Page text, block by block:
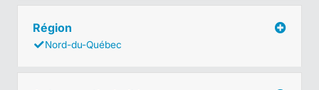
Région
Nord-du-Québec